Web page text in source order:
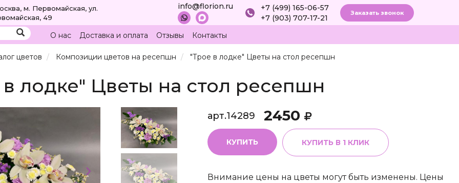
м. Первомайская, ул.
49
info@florion.ru
+7 (499) 165-06-57
+7 (903) 707-17-21
Заказать звонок
О нас Доставка и оплата Отзывы Контакты
цветов Композиции цветов на ресепшн "Трое в лодке" Цветы на стол ресепшн
лодке" Цветы на стол ресепшн
арт.14289 2450
КУПИТЬ КУПИТЬ В 1 КЛИК
Внимание цены на цветы могут быть изменены. Цены